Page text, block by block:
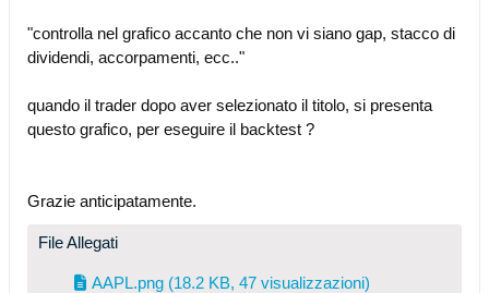
"controlla nel grafico accanto che non vi siano gap, stacco di
dividendi, accorpamenti, ecc.."
quando il trader dopo aver selezionato il titolo, si presenta
questo grafico, per eseguire il backtest ?
Grazie anticipatamente.
File Allegati
AAPL.png (18.2 KB, 47 visualizzazioni)